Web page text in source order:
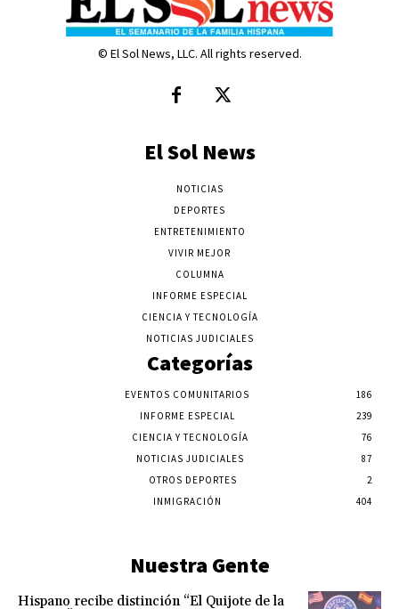
© El Sol News, LLC. All rights reserved.
El Sol News
NOTICIAS
DEPORTES
ENTRETENIMIENTO
VIVIR MEJOR
COLUMNA
INFORME ESPECIAL
CIENCIA Y TECNOLOGÍA
NOTICIAS JUDICIALES
Categorías
EVENTOS COMUNITARIOS
186
INFORME ESPECIAL
239
CIENCIA Y TECNOLOGÍA
76
NOTICIAS JUDICIALES
87
OTROS DEPORTES
2
INMIGRACIÓN
404
Nuestra Gente
Hispano recibe distinción “El Quijote de la